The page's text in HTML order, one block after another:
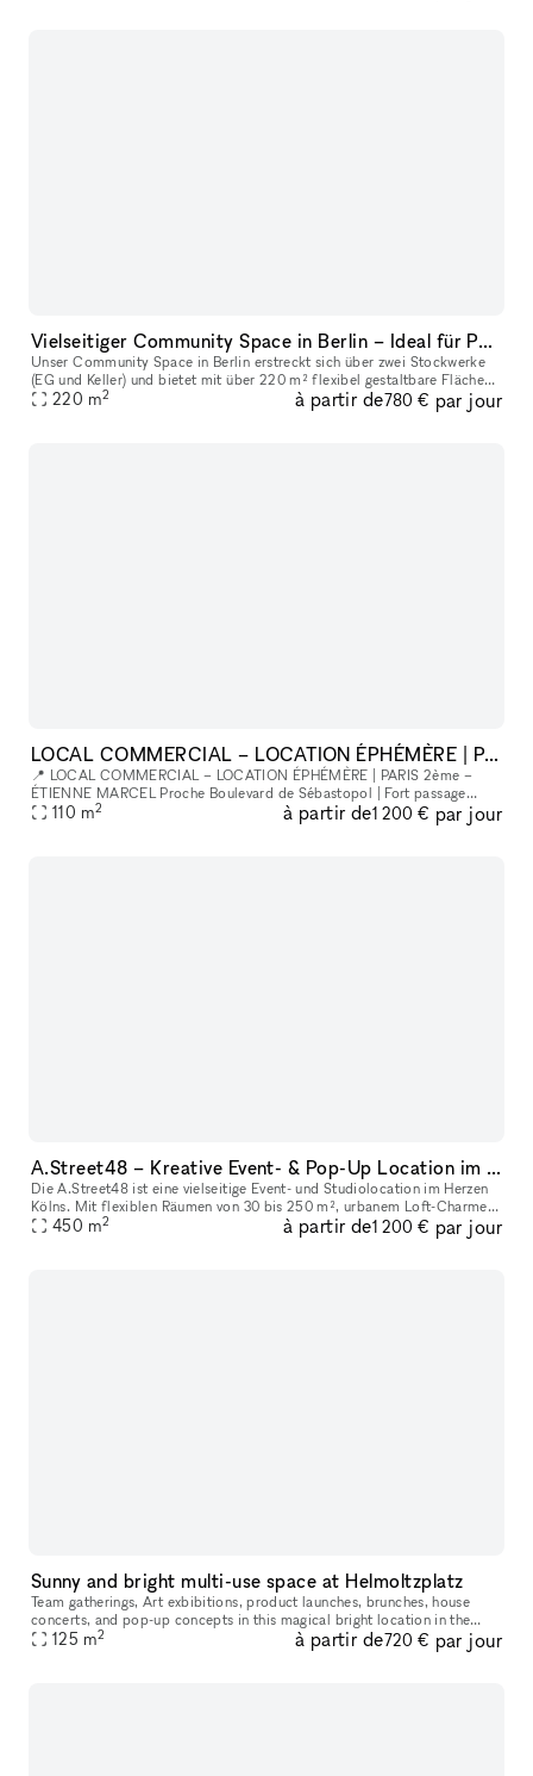
Vielseitiger Community Space in Berlin – Ideal für Pop-Ups, Showrooms, Ausstellungen & Workshops
Unser Community Space in Berlin erstreckt sich über zwei Stockwerke
(EG und Keller) und bietet mit über 220 m² flexibel gestaltbare Flächen
die perfekte Location für Showrooms, Ausstellungen, Pop-Up
220 m2 à partir de780 € par jour
LOCAL COMMERCIAL – LOCATION ÉPHÉMÈRE | PARIS 2ème – ÉTIENNE MARCEL
📍 LOCAL COMMERCIAL – LOCATION ÉPHÉMÈRE | PARIS 2ème –
ÉTIENNE MARCEL Proche Boulevard de Sébastopol | Fort passage
piéton Un espace de prestige au cœur de Paris pour votre pop-up,
110 m2 à partir de1 200 € par jour
A.Street48 – Kreative Event- & Pop-Up Location im Belgischen Viertel Köln
Die A.Street48 ist eine vielseitige Event- und Studiolocation im Herzen
Kölns. Mit flexiblen Räumen von 30 bis 250 m², urbanem Loft-Charme
und moderner Ausstattung eignet sie sich perfekt für Pop-Ups
450 m2 à partir de1 200 € par jour
Sunny and bright multi-use space at Helmoltzplatz
Team gatherings, Art exbibitions, product launches, brunches, house
concerts, and pop-up concepts in this magical bright location in the
midst of Prenzlauer Berg. Dreamy location with attractive high
125 m2 à partir de720 € par jour